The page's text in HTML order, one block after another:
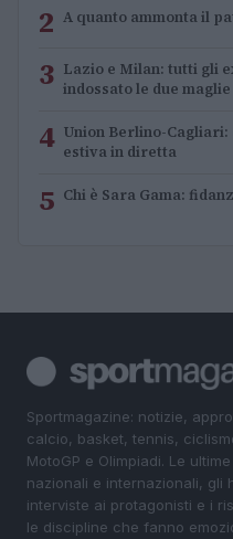
2 A quanto ammonta il
3 Lazio e Milan: tutti gli
indossato le due maglie
4 Union Berlino-Cagliari:
estiva in diretta
5 Chi è Sara Gama:
Sportmagazine: notizie,
calcio, basket, tennis,
MotoGP e Olimpiadi. Le
nazionali e internazionali, gli
interviste ai protagonisti e i
le discipline che fanno